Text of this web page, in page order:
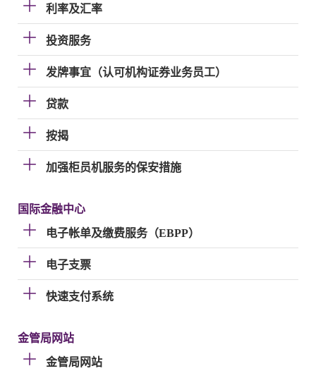
利率及汇率
投资服务
发牌事宜（认可机构证券业务员工）
贷款
按揭
加强柜员机服务的保安措施
国际金融中心
电子帐单及缴费服务（EBPP）
电子支票
快速支付系统
金管局网站
金管局网站